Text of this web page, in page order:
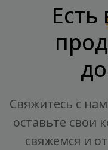
Есть
Свяжитесь с
оставьте свои
свяжемся и